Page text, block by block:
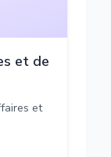
et de
et